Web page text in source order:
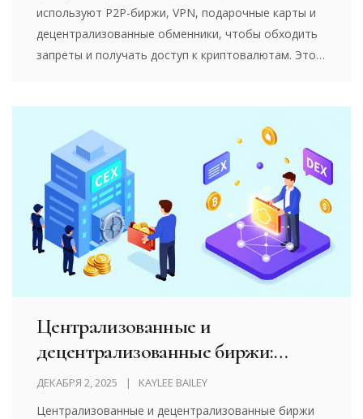
используют P2P-биржи, VPN, подарочные карты и
децентрализованные обменники, чтобы обходить
запреты и получать доступ к криптовалютам. Это
Централизованные и
децентрализованные биржи:
полное сравнение
ДЕКАБРЯ 2, 2025 KAYLEE BAILEY
Централизованные и децентрализованные биржи